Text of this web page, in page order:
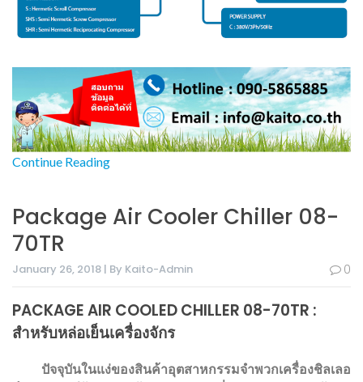
Continue Reading
Package Air Cooler Chiller 08-
70TR
January 26, 2018 | By Kaito-Admin 0
PACKAGE AIR COOLED CHILLER 08-70TR :
สำหรับหล่อเย็นเครื่องจักร
ปัจจุบันในแง่ของสินค้าอุตสาหกรรมจำพวกเครื่องชิลเลอ